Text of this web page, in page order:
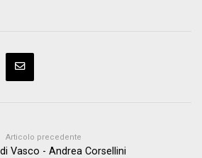
Articolo precedente
di Vasco - Andrea Corsellini